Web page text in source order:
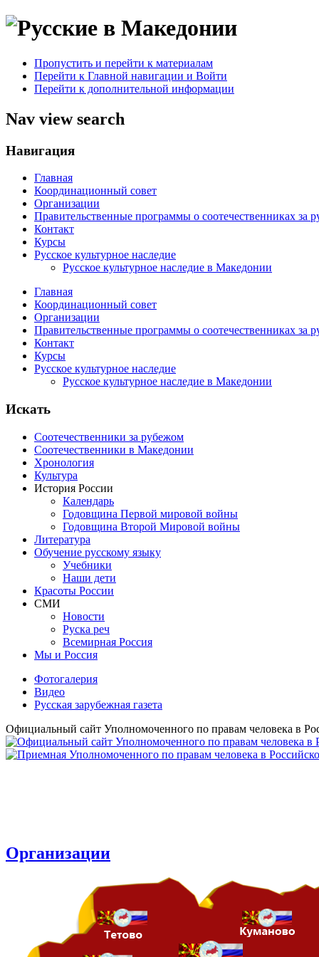
Пропустить и перейти к материалам
Перейти к Главной навигации и Войти
Перейти к дополнительной информации
Nav view search
Навигация
Главная
Координационный совет
Организации
Правительственные программы о соотечественниках за
Контакт
Курсы
Русское культурное наследие
Русское культурное наследие в Македонии
Главная
Координационный совет
Организации
Правительственные программы о соотечественниках за
Контакт
Курсы
Русское культурное наследие
Русское культурное наследие в Македонии
Искать
Соотечественники за рубежом
Соотечественники в Македонии
Хронология
Культура
История России
Календарь
Годовщина Первой мировой войны
Годовщина Второй Мировой войны
Литература
Обучение русскому языку
Учебники
Наши дети
Красоты России
СМИ
Новости
Руска реч
Всемирная Рoссия
Мы и Россия
Фотогалерия
Видео
Русская зарубежная газета
Официальный сайт Уполномоченного по правам человека в
Организации